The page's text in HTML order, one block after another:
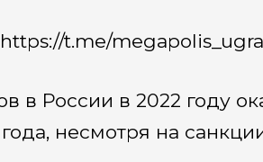
https://t.me/
в России в 2022 году
несмотря на